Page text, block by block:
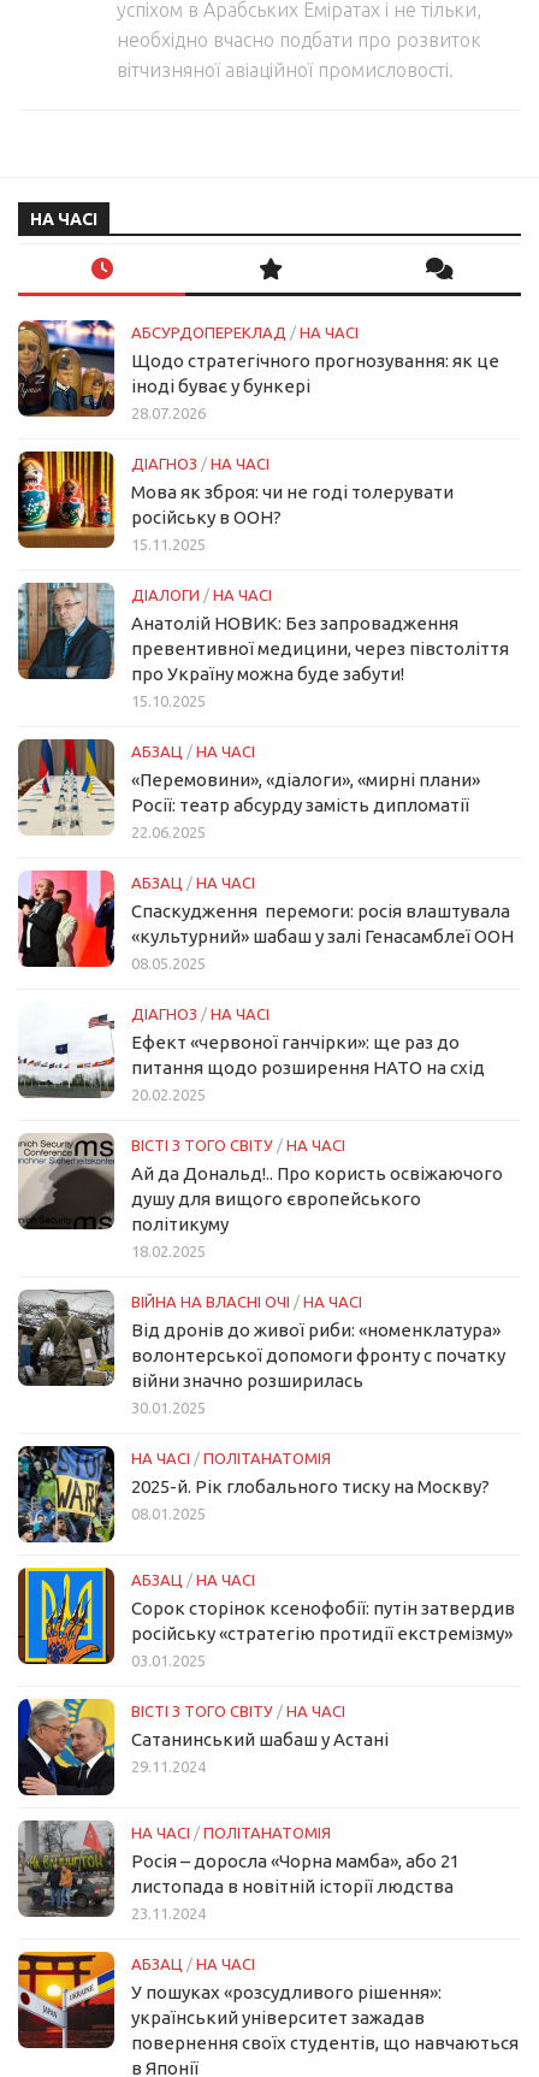
успіхом в Арабських Еміратах і не тільки,
необхідно вчасно подбати про розвиток
вітчизняної авіаційної промисловості.
НА ЧАСІ
АБСУРДОПЕРЕКЛАД / НА ЧАСІ
Щодо стратегічного прогнозування: як це
іноді буває у бункері
28.07.2026
ДІАГНОЗ / НА ЧАСІ
Мова як зброя: чи не годі толерувати
російську в ООН?
15.11.2025
ДІАЛОГИ / НА ЧАСІ
Анатолій НОВИК: Без запровадження
превентивної медицини, через півстоліття
про Україну можна буде забути!
15.10.2025
АБЗАЦ / НА ЧАСІ
«Перемовини», «діалоги», «мирні плани»
Росії: театр абсурду замість дипломатії
22.06.2025
АБЗАЦ / НА ЧАСІ
Спаскудження перемоги: росія влаштувала
«культурний» шабаш у залі Генасамблеї ООН
08.05.2025
ДІАГНОЗ / НА ЧАСІ
Ефект «червоної ганчірки»: ще раз до
питання щодо розширення НАТО на схід
20.02.2025
ВІСТІ З ТОГО СВІТУ / НА ЧАСІ
Ай да Дональд!.. Про користь освіжаючого
душу для вищого європейського
політикуму
18.02.2025
ВІЙНА НА ВЛАСНІ ОЧІ / НА ЧАСІ
Від дронів до живої риби: «номенклатура»
волонтерської допомоги фронту с початку
війни значно розширилась
30.01.2025
НА ЧАСІ / ПОЛІТАНАТОМІЯ
2025-й. Рік глобального тиску на Москву?
08.01.2025
АБЗАЦ / НА ЧАСІ
Сорок сторінок ксенофобії: путін затвердив
російську «стратегію протидії екстремізму»
03.01.2025
ВІСТІ З ТОГО СВІТУ / НА ЧАСІ
Сатанинський шабаш у Астані
29.11.2024
НА ЧАСІ / ПОЛІТАНАТОМІЯ
Росія – доросла «Чорна мамба», або 21
листопада в новітній історії людства
23.11.2024
АБЗАЦ / НА ЧАСІ
У пошуках «розсудливого рішення»:
український університет зажадав
повернення своїх студентів, що навчаються
в Японії